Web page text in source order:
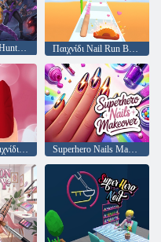
K-Pop Demon Hunters Nail Studio Παιχνίδι Nail Run Bridge
Χαριτωμένο παιχνίδι 3D σχεδίων νυχιών Superhero Nails Makeover